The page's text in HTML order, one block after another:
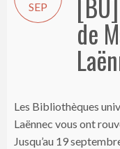
SEP
de
Les Bibliothèques
Laënnec vous ont
Jusqu’au 19